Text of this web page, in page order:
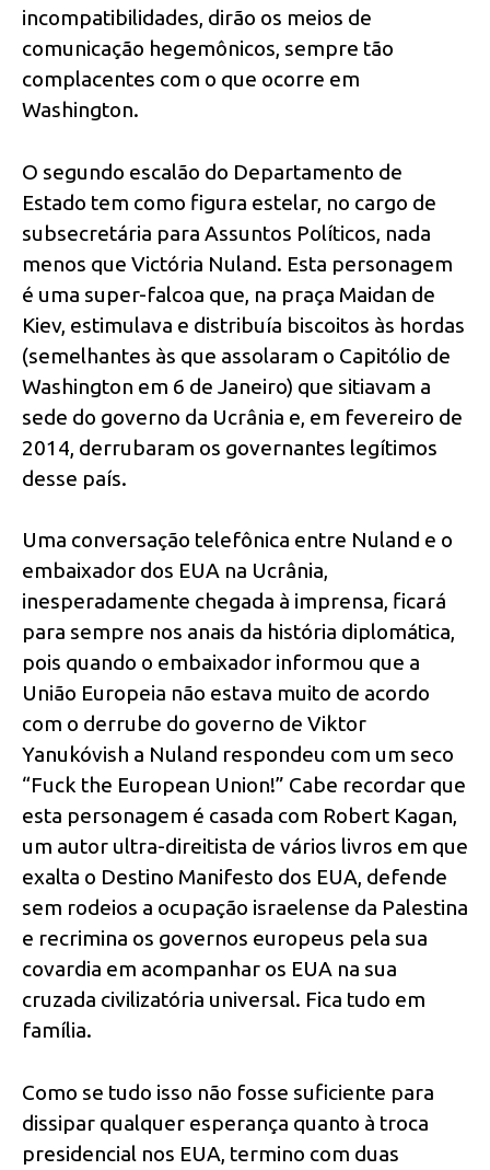
incompatibilidades, dirão os meios de
comunicação hegemônicos, sempre tão
complacentes com o que ocorre em
Washington.
O segundo escalão do Departamento de
Estado tem como figura estelar, no cargo de
subsecretária para Assuntos Políticos, nada
menos que Victória Nuland. Esta personagem
é uma super-falcoa que, na praça Maidan de
Kiev, estimulava e distribuía biscoitos às hordas
(semelhantes às que assolaram o Capitólio de
Washington em 6 de Janeiro) que sitiavam a
sede do governo da Ucrânia e, em fevereiro de
2014, derrubaram os governantes legítimos
desse país.
Uma conversação telefônica entre Nuland e o
embaixador dos EUA na Ucrânia,
inesperadamente chegada à imprensa, ficará
para sempre nos anais da história diplomática,
pois quando o embaixador informou que a
União Europeia não estava muito de acordo
com o derrube do governo de Viktor
Yanukóvish a Nuland respondeu com um seco
“Fuck the European Union!” Cabe recordar que
esta personagem é casada com Robert Kagan,
um autor ultra-direitista de vários livros em que
exalta o Destino Manifesto dos EUA, defende
sem rodeios a ocupação israelense da Palestina
e recrimina os governos europeus pela sua
covardia em acompanhar os EUA na sua
cruzada civilizatória universal. Fica tudo em
família.
Como se tudo isso não fosse suficiente para
dissipar qualquer esperança quanto à troca
presidencial nos EUA, termino com duas